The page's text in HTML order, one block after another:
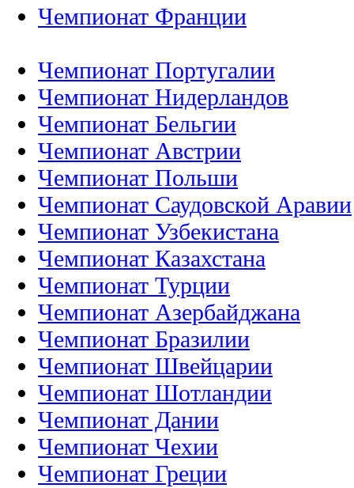
Чемпионат Франции
Чемпионат Португалии
Чемпионат Нидерландов
Чемпионат Бельгии
Чемпионат Австрии
Чемпионат Польши
Чемпионат Саудовской Аравии
Чемпионат Узбекистана
Чемпионат Казахстана
Чемпионат Турции
Чемпионат Азербайджана
Чемпионат Бразилии
Чемпионат Швейцарии
Чемпионат Шотландии
Чемпионат Дании
Чемпионат Чехии
Чемпионат Греции